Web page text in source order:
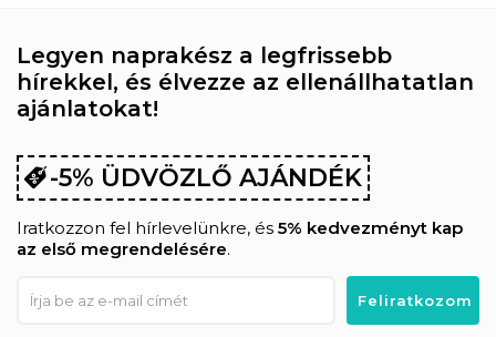
Legyen naprakész a legfrissebb
hírekkel, és élvezze az ellenállhatatlan
ajánlatokat!
-5% ÜDVÖZLŐ AJÁNDÉK
Iratkozzon fel hírlevelünkre, és 5% kedvezményt kap
az első megrendelésére.